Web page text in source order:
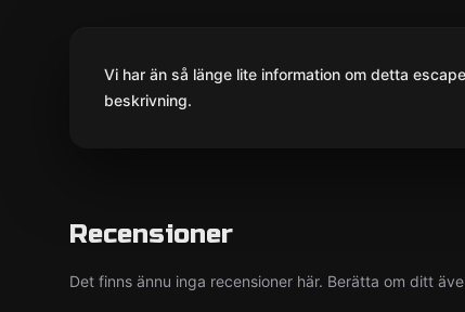
Vi har än så länge lite information om detta
beskrivning.
Recensioner
Det finns ännu inga recensioner här. Berätta om ditt